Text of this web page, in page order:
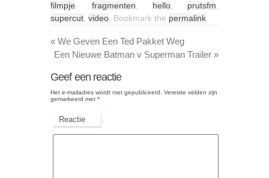
filmpje
fragmenten hello prutsfm
supercut video . Bookmark the permalink
« We Geven Een Ted Pakket Weg
Een Nieuwe Batman v Superman Trailer »
Geef een reactie
Het e-mailadres wordt niet gepubliceerd.
Vereiste velden zijn
gemarkeerd met *
Reactie